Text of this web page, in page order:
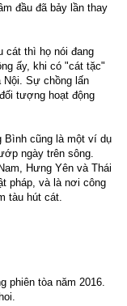
đầu đã bảy lần thay
cát thì họ nói đang
ấy, khi có "cát tặc"
Nội. Sự chồng lấn
tượng hoạt động
Bình cũng là một ví dụ
ngày trên sông.
Hưng Yên và Thái
pháp, và là nơi công
tàu hút cát.
phiên tòa năm 2016.